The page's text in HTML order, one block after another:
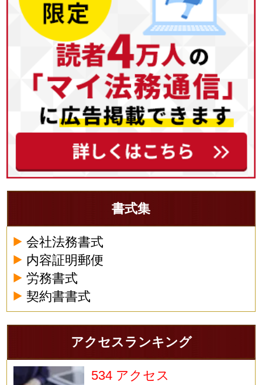
書式集
会社法務書式
内容証明郵便
労務書式
契約書書式
アクセスランキング
534 アクセス